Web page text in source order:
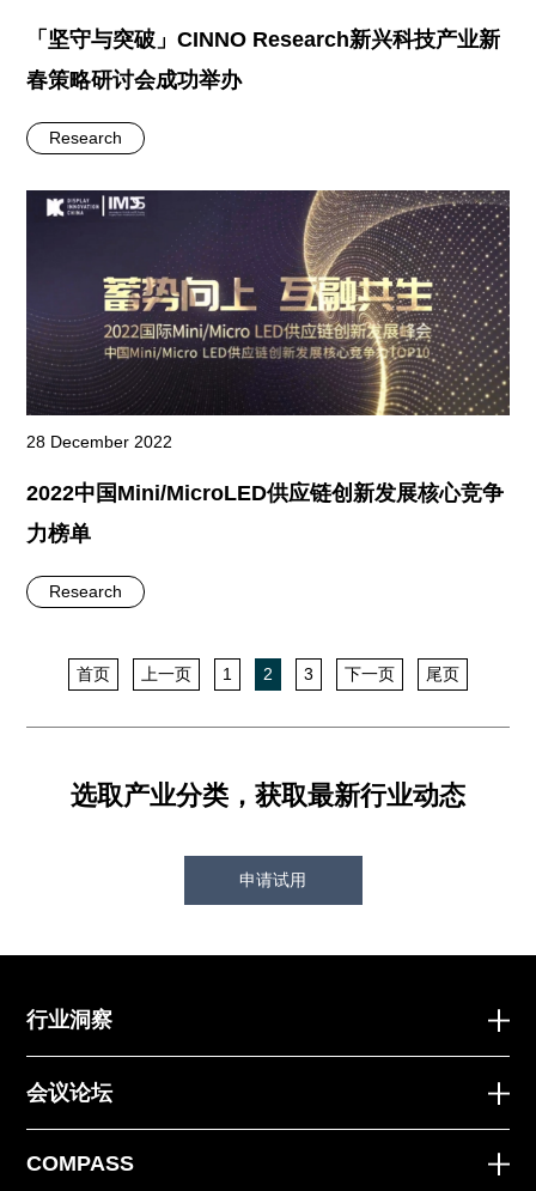
「坚守与突破」CINNO Research新兴科技产业新
春策略研讨会成功举办
Research
28 December 2022
2022中国Mini/MicroLED供应链创新发展核心竞争
力榜单
Research
首页 上一页 1 2 3 下一页 尾页
选取产业分类，获取最新行业动态
申请试用
行业洞察
会议论坛
COMPASS